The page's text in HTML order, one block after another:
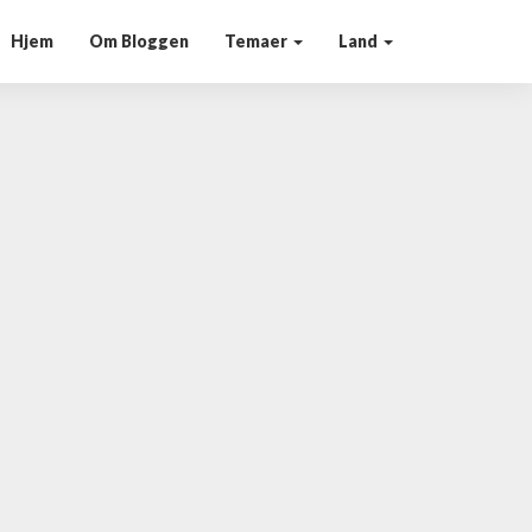
Hjem Om Bloggen Temaer Land